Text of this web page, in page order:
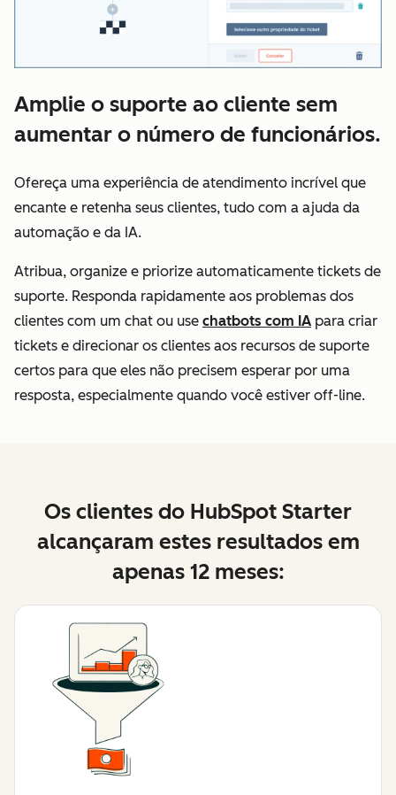
Amplie o suporte ao cliente sem
aumentar o número de funcionários.
Ofereça uma experiência de atendimento incrível que
encante e retenha seus clientes, tudo com a ajuda da
automação e da IA.
Atribua, organize e priorize automaticamente tickets de
suporte. Responda rapidamente aos problemas dos
clientes com um chat ou use chatbots com IA para criar
tickets e direcionar os clientes aos recursos de suporte
certos para que eles não precisem esperar por uma
resposta, especialmente quando você estiver off-line.
Os clientes do HubSpot Starter
alcançaram estes resultados em
apenas 12 meses: